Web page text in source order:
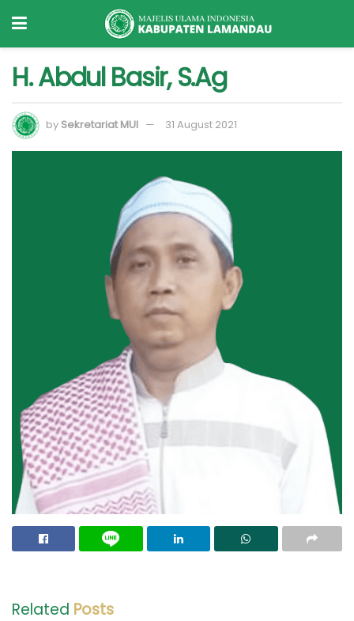
H. Abdul Basir, S.Ag
by Sekretariat MUI 31 August 2021
Related Posts